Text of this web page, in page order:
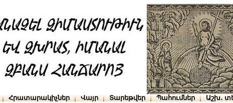
Հրատարակիչներ Վայր Տարեթվեր Պահումներ Աշխ․